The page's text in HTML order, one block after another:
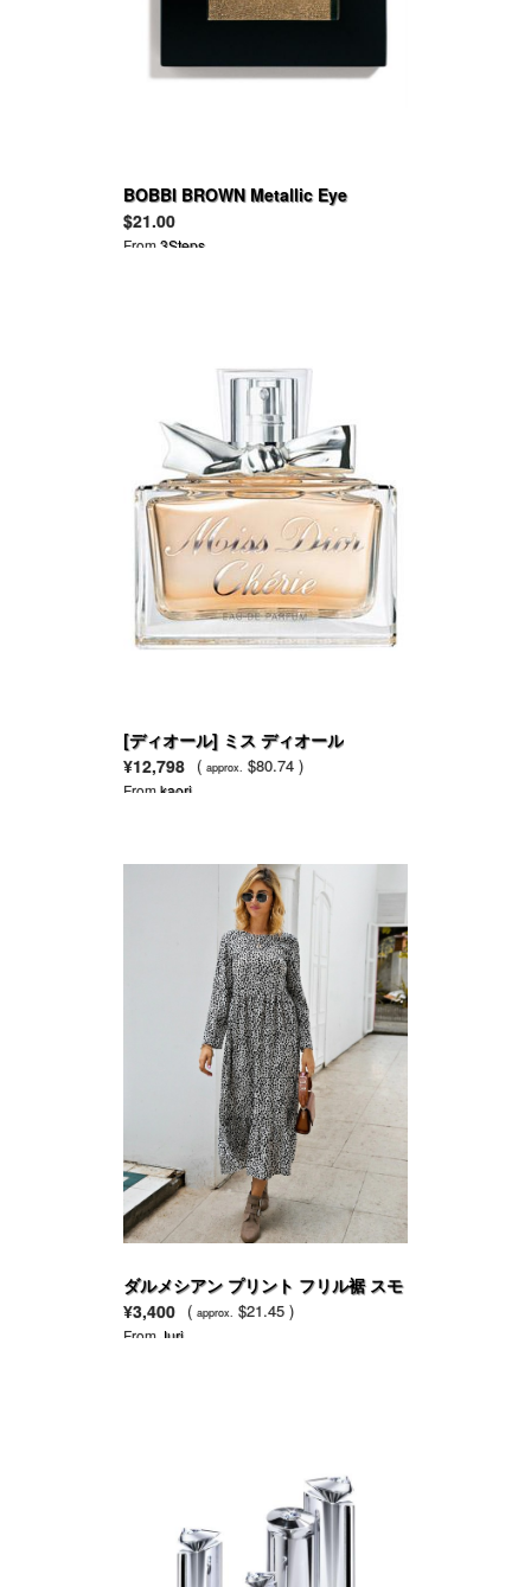
BOBBI BROWN Metallic Eye
Shadow
$21.00
From3Steps
[ディオール] ミス ディオール
¥12,798 ( approx. $80.74 )
Fromkaori
ダルメシアン プリント フリル裾 スモ
ックドレス
¥3,400 ( approx. $21.45 )
From Juri